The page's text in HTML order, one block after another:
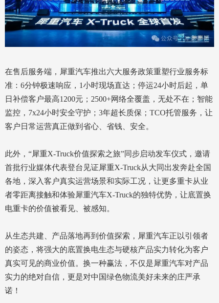
在售后服务端，犀重汽车推出六大服务政策重塑行业服务标
准：6分钟极速响应，1小时现场直达；停运24小时后起，单
日补偿客户最高1200元；2500+网络全覆盖，无处不在；智能
监控，7x24小时安全守护；3年超长质保；TCO托管服务，让
客户日常运营真正做到省心、省钱、安全。
此外，“犀重X-Truck价值探索之旅”同步启动发车仪式，邀请
首批行业媒体代表登台见证犀重X-Truck从大同出发奔赴全国
各地，深入客户真实运营场景和实际工况，让更多重卡从业
者零距离接触和体验犀重汽车X-Truck的独特优势，让底置换
电重卡的价值被看见、被感知。
从生态共建、产品落地再到价值探索，犀重汽车正以引领者
的姿态，将强大的底置换电生态与硬核产品实力转化为客户
真实可见的商业价值。换一种赢法，不仅是犀重汽车对产品
实力的绝对自信，更是对中国绿色物流美好未来的庄严承
诺！